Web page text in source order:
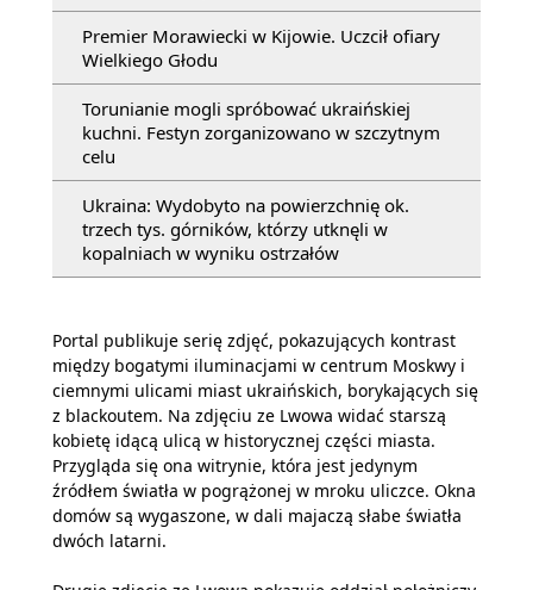
Premier Morawiecki w Kijowie. Uczcił ofiary
Wielkiego Głodu
Torunianie mogli spróbować ukraińskiej
kuchni. Festyn zorganizowano w szczytnym
celu
Ukraina: Wydobyto na powierzchnię ok.
trzech tys. górników, którzy utknęli w
kopalniach w wyniku ostrzałów
Portal publikuje serię zdjęć, pokazujących kontrast
między bogatymi iluminacjami w centrum Moskwy i
ciemnymi ulicami miast ukraińskich, borykających się
z blackoutem. Na zdjęciu ze Lwowa widać starszą
kobietę idącą ulicą w historycznej części miasta.
Przygląda się ona witrynie, która jest jedynym
źródłem światła w pogrążonej w mroku uliczce. Okna
domów są wygaszone, w dali majaczą słabe światła
dwóch latarni.